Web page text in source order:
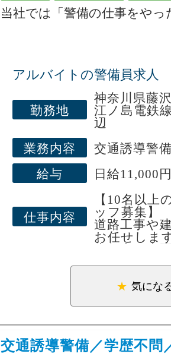
当社では「警備の仕事をや
最初は先輩スタッフがしっ
い。
若手スタッフや女性スタッ
ます。
「まずは少しだけ働いてみた
「安定して長く続けたい」
どちらの方も歓迎します。
あなたのご応募をお待ちし
アルバイトの警備員求人
勤務地
神奈川県藤
江ノ島電鉄
辺
業務内容
交通誘導警備
給与
日給11,000
仕事内容
【10名以上
ッフ募集】
道路工事や
お任せしま
周辺で誘導
■未経験の
は先輩スタ
の知識や経
きます。
気にな
交通誘導警備／学歴不問